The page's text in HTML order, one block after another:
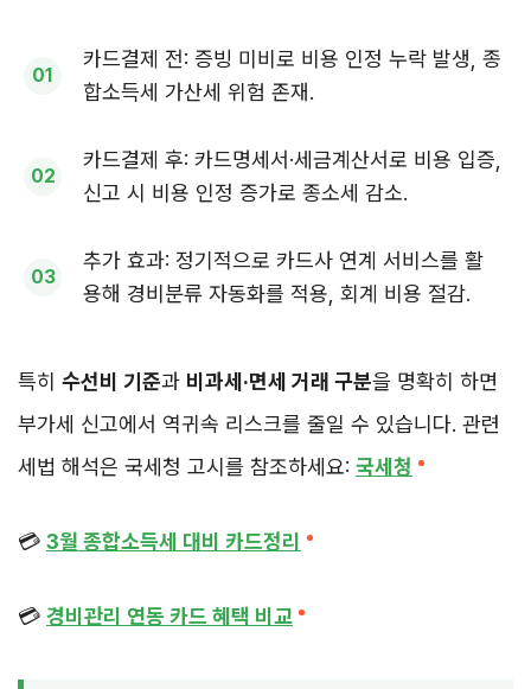
카드결제 전: 증빙 미비로 비용 인정 누락 발생, 종
합소득세 가산세 위험 존재.
카드결제 후: 카드명세서·세금계산서로 비용 입증,
신고 시 비용 인정 증가로 종소세 감소.
추가 효과: 정기적으로 카드사 연계 서비스를 활
용해 경비분류 자동화를 적용, 회계 비용 절감.
특히 수선비 기준과 비과세·면세 거래 구분을 명확히 하면
부가세 신고에서 역귀속 리스크를 줄일 수 있습니다. 관련
세법 해석은 국세청 고시를 참조하세요: 국세청
💳 3월 종합소득세 대비 카드정리
💳 경비관리 연동 카드 혜택 비교